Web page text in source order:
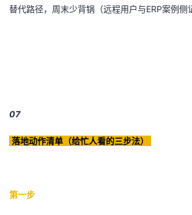
替代路径，周末少背锅（远程用户与ERP案例侧
07
落地动作清单（给忙人看的三步法）
第一步